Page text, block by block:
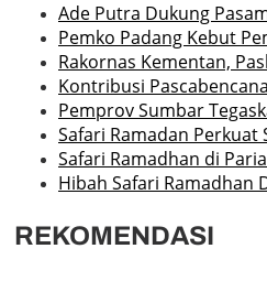
Ade Putra Dukung
Pemko Padang Kebut
Rakornas Kementan,
Kontribusi
Pemprov Sumbar
Safari Ramadan
Safari Ramadhan di
Hibah Safari Ramadhan
REKOMENDASI